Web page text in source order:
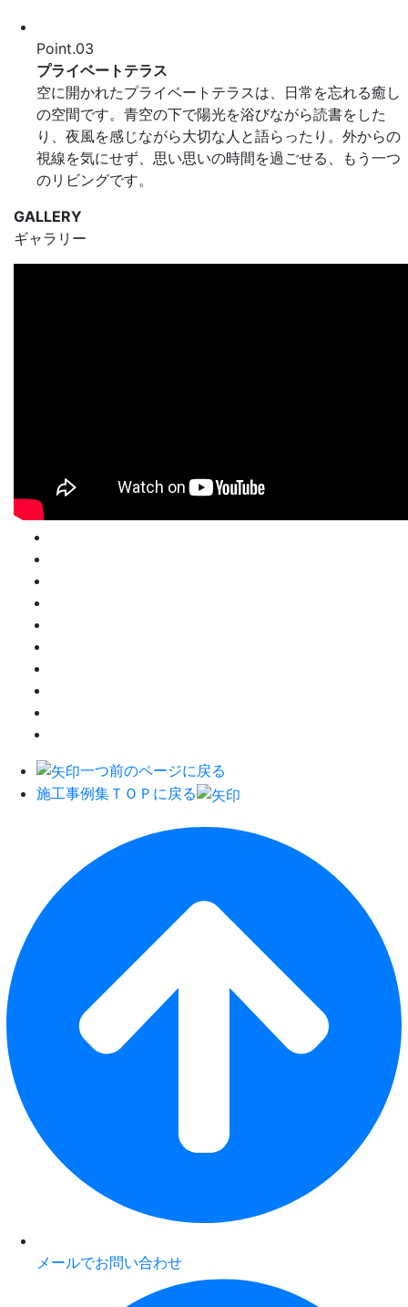
Point.03
プライベートテラス
空に開かれたプライベートテラスは、日常を忘れる癒し
の空間です。青空の下で陽光を浴びながら読書をした
り、夜風を感じながら大切な人と語らったり。外からの
視線を気にせず、思い思いの時間を過ごせる、もう一つ
のリビングです。
GALLERY
ギャラリー
一つ前のページに戻る
施工事例集ＴＯＰに戻る
メールでお問い合わせ